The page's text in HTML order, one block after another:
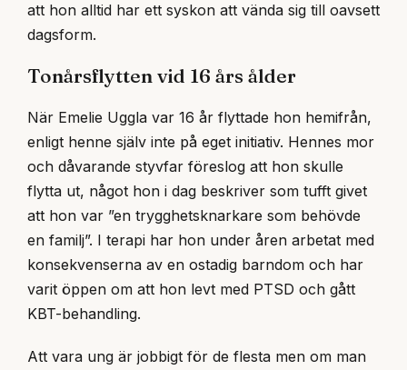
att hon alltid har ett syskon att vända sig till oavsett
dagsform.
Tonårsflytten vid 16 års ålder
När Emelie Uggla var 16 år flyttade hon hemifrån,
enligt henne själv inte på eget initiativ. Hennes mor
och dåvarande styvfar föreslog att hon skulle
flytta ut, något hon i dag beskriver som tufft givet
att hon var ”en trygghetsknarkare som behövde
en familj”. I terapi har hon under åren arbetat med
konsekvenserna av en ostadig barndom och har
varit öppen om att hon levt med PTSD och gått
KBT-behandling.
Att vara ung är jobbigt för de flesta men om man